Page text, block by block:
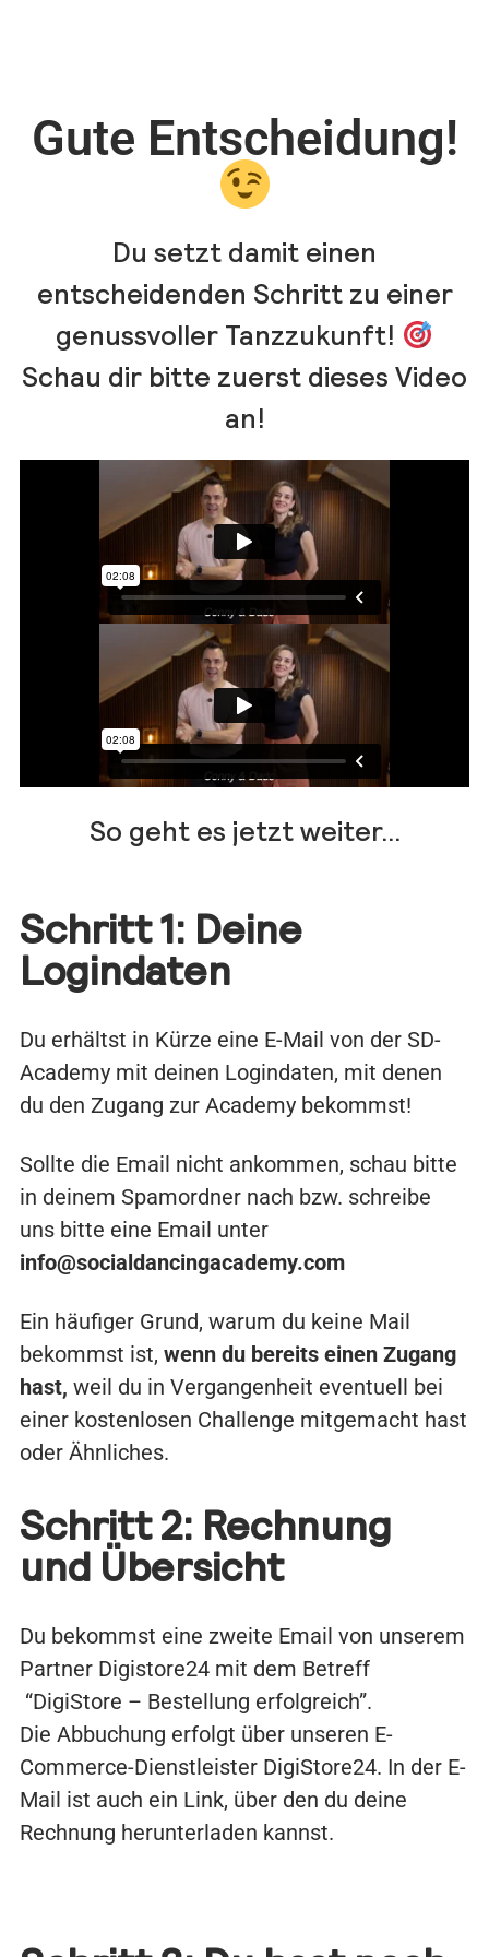
Gute Entscheidung!
Du setzt damit einen
entscheidenden Schritt zu einer
genussvoller Tanzzukunft!
Schau dir bitte zuerst dieses Video
an!
So geht es jetzt weiter...
Schritt 1: Deine
Logindaten
Du erhältst in Kürze eine E-Mail von der SD-
Academy mit deinen Logindaten, mit denen
du den Zugang zur Academy bekommst!
Sollte die Email nicht ankommen, schau bitte
in deinem Spamordner nach bzw. schreibe
uns bitte eine Email unter
info@socialdancingacademy.com
Ein häufiger Grund, warum du keine Mail
bekommst ist, wenn du bereits einen Zugang
hast, weil du in Vergangenheit eventuell bei
einer kostenlosen Challenge mitgemacht hast
oder Ähnliches.
Schritt 2: Rechnung
und Übersicht
Du bekommst eine zweite Email von unserem
Partner Digistore24 mit dem Betreff
“DigiStore – Bestellung erfolgreich”.
Die Abbuchung erfolgt über unseren E-
Commerce-Dienstleister DigiStore24. In der E-
Mail ist auch ein Link, über den du deine
Rechnung herunterladen kannst.